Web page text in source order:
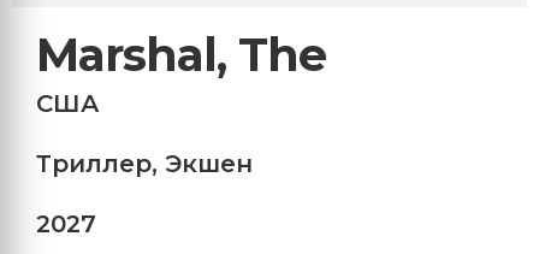
Marshal, The
США
Триллер, Экшен
2027